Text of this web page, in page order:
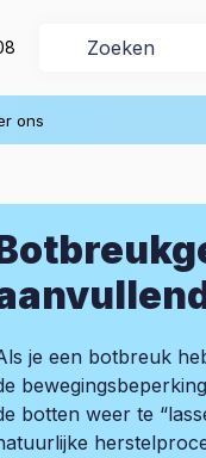
ons
je een botbreuk
botten weer te